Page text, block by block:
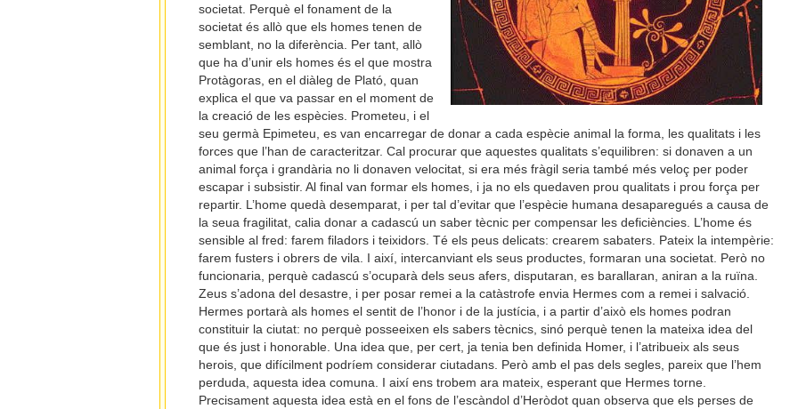
societat. Perquè el fonament de la
societat és allò que els homes tenen de
semblant, no la diferència. Per tant, allò
que ha d’unir els homes és el que mostra
Protàgoras, en el diàleg de Plató, quan
explica el que va passar en el moment de
la creació de les espècies. Prometeu, i el
seu germà Epimeteu, es van encarregar de donar a cada espècie animal la forma, les qualitats i les
forces que l’han de caracteritzar. Cal procurar que aquestes qualitats s’equilibren: si donaven a un
animal força i grandària no li donaven velocitat, si era més fràgil seria també més veloç per poder
escapar i subsistir. Al final van formar els homes, i ja no els quedaven prou qualitats i prou força per
repartir. L’home quedà desemparat, i per tal d’evitar que l’espècie humana desaparegués a causa de
la seua fragilitat, calia donar a cadascú un saber tècnic per compensar les deficiències. L’home és
sensible al fred: farem filadors i teixidors. Té els peus delicats: crearem sabaters. Pateix la intempèrie:
farem fusters i obrers de vila. I així, intercanviant els seus productes, formaran una societat. Però no
funcionaria, perquè cadascú s’ocuparà dels seus afers, disputaran, es barallaran, aniran a la ruïna.
Zeus s’adona del desastre, i per posar remei a la catàstrofe envia Hermes com a remei i salvació.
Hermes portarà als homes el sentit de l’honor i de la justícia, i a partir d’això els homes podran
constituir la ciutat: no perquè posseeixen els sabers tècnics, sinó perquè tenen la mateixa idea del
que és just i honorable. Una idea que, per cert, ja tenia ben definida Homer, i l’atribueix als seus
herois, que difícilment podríem considerar ciutadans. Però amb el pas dels segles, pareix que l’hem
perduda, aquesta idea comuna. I així ens trobem ara mateix, esperant que Hermes torne.
Precisament aquesta idea està en el fons de l’escàndol d’Heròdot quan observa que els perses de